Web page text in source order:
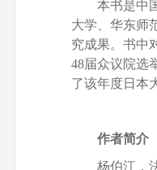
本书是中国
大学、华东师
究成果。书中
48届众议院选
了该年度日本
作者简介
杨伯江，法